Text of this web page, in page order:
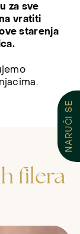
za sve
vratiti
starenja
filera
NARUČI SE